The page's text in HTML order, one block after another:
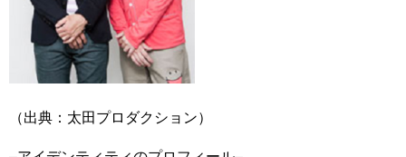
（出典：太田プロダクション）